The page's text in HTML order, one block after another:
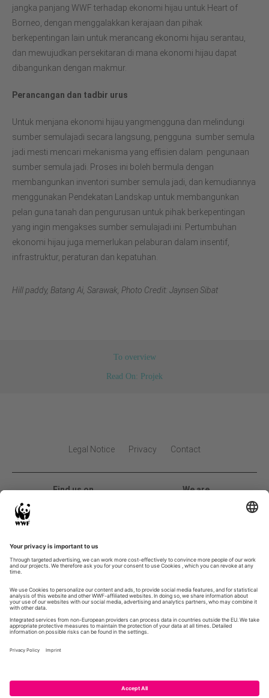
jangka panjang WWF terhadap ekonomi hijau untuk Heart of
Borneo, dengan menggalakkan kerajaan dan pihak
berkepentingan lain untuk merancang ekonomi hijau serantau,
dan mewujudkan persekitaran di mana ekonomi hijau dapat
dibangunkan dengan makmur.
Perancangan dan tadbir urus
Untuk menjana ekonomi hijau yangmengguna dan melindungi
sumber semulajadi secara langsung, pengguna sumber semula
jadi mesti mencari mekanisma yang effisien dalam pengunaan
sumber semula jadi. Proses ini boleh bermula dengan
membangunkan inventori sumber semula jadi, dan kemudiannya
menggunakan Pendekatan Landskap untuk membangunkan
pelan guna tanah dan pengurusan untuk pihak berkepentingan
yang ingin mengakses sumber semulajadi ini. Pertumbuhan
ekonomi hijau juga memerlukan pelaburan dalam insentif,
infrastruktur, peraturan dan kepatuhan.
Hill paddy, Batang Ai, Sarawak, Photo Credit: Jaynsen Sibat
To overview
Read On: Projek
Legal Notice Privacy Contact
Find us on We are